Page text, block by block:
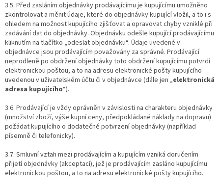
3.5. Před zasláním objednávky prodávajícímu je kupujícímu umožněno
zkontrolovat a měnit údaje, které do objednávky kupující vložil, a to i s
ohledem na možnost kupujícího zjišťovat a opravovat chyby vzniklé při
zadávání dat do objednávky. Objednávku odešle kupující prodávajícímu
kliknutím na tlačítko „odeslat objednávku“. Údaje uvedené v
objednávce jsou prodávajícím považovány za správné. Prodávající
neprodleně po obdržení objednávky toto obdržení kupujícímu potvrdí
elektronickou poštou, a to na adresu elektronické pošty kupujícího
uvedenou v uživatelském účtu či v objednávce (dále jen „elektronická
adresa kupujícího“).
3.6. Prodávající je vždy oprávněn v závislosti na charakteru objednávky
(množství zboží, výše kupní ceny, předpokládané náklady na dopravu)
požádat kupujícího o dodatečné potvrzení objednávky (například
písemně či telefonicky).
3.7. Smluvní vztah mezi prodávajícím a kupujícím vzniká doručením
přijetí objednávky (akceptací), jež je prodávajícím zasláno kupujícímu
elektronickou poštou, a to na adresu elektronické pošty kupujícího.